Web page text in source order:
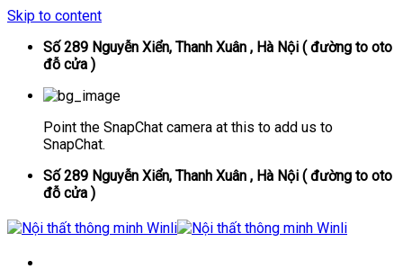
Skip to content
Số 289 Nguyễn Xiển, Thanh Xuân , Hà Nội ( đường to oto
đỗ cửa )
Point the SnapChat camera at this to add us to
SnapChat.
Số 289 Nguyễn Xiển, Thanh Xuân , Hà Nội ( đường to oto
đỗ cửa )